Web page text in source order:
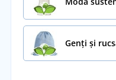
Genți și